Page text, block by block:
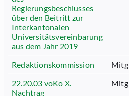
Regierungsbeschlusses
über den Beitritt zur
Interkantonalen
Universitätsvereinbarung
aus dem Jahr 2019
Redaktionskommission
22.20.03 voKo X.
Nachtrag